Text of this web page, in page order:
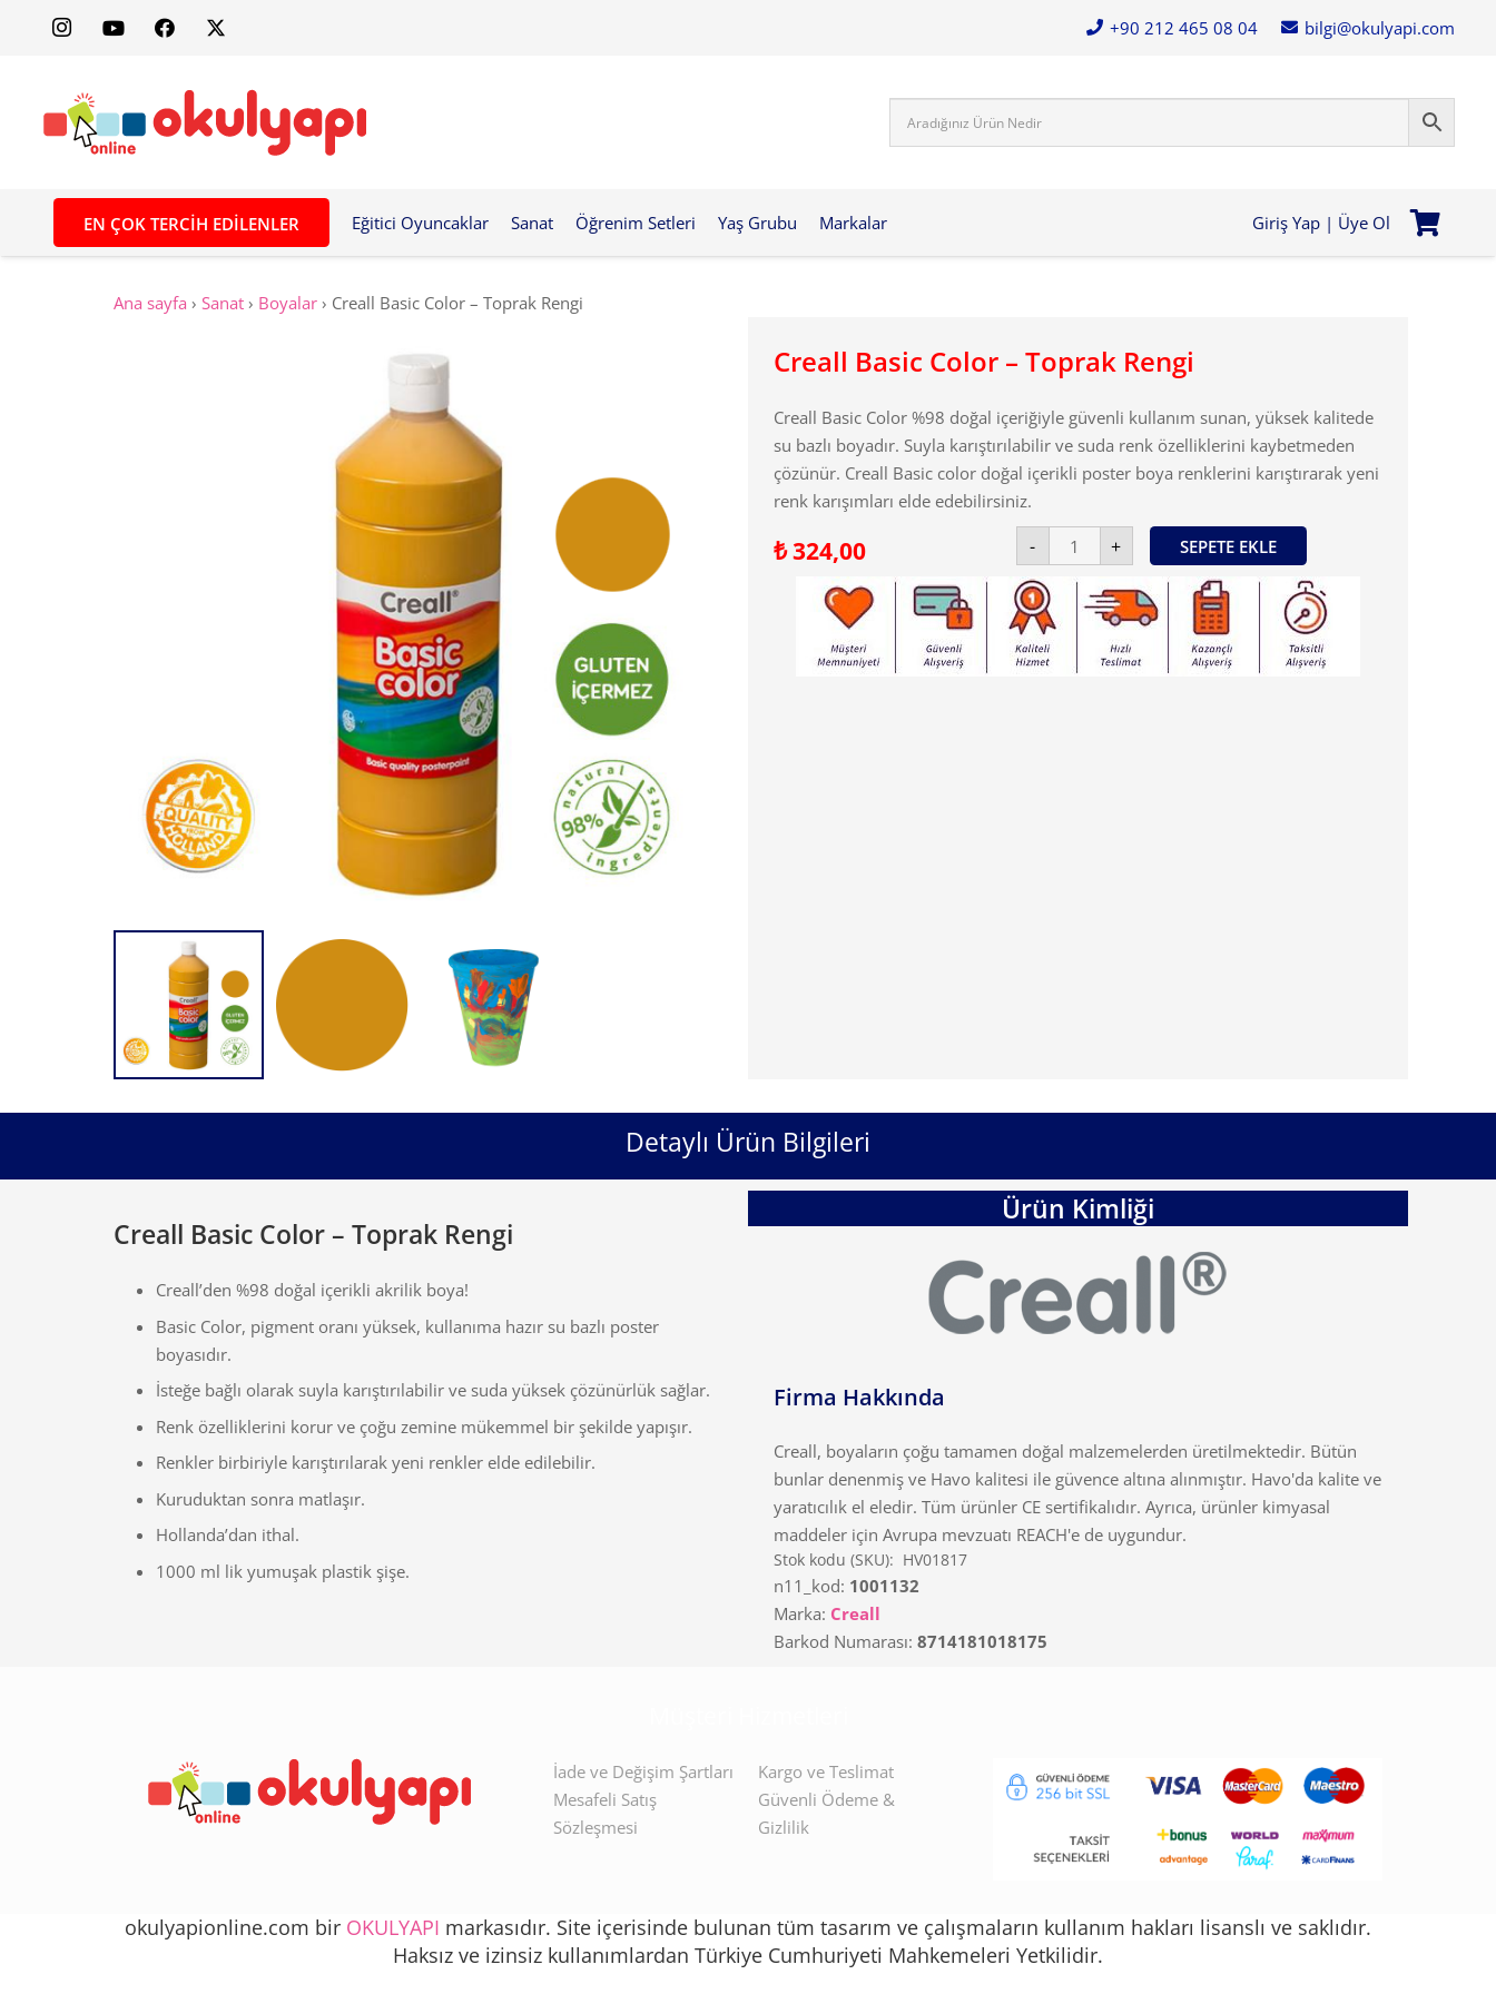
+90 212 465 08 04 bilgi@okulyapi.com
EN ÇOK TERCIH EDILENLER Eğitici Oyuncaklar Sanat Öğrenim Setleri Yaş Grubu Markalar Giriş Yap | Üye Ol
Ana sayfa › Sanat › Boyalar › Creall Basic Color – Toprak Rengi
Creall Basic Color – Toprak Rengi
Creall Basic Color %98 doğal içeriğiyle güvenli kullanım sunan, yüksek kalitede
su bazlı boyadır. Suyla karıştırılabilir ve suda renk özelliklerini kaybetmeden
çözünür. Creall Basic color doğal içerikli poster boya renklerini karıştırarak yeni
renk karışımları elde edebilirsiniz.
₺324,00 -
Creall
Basic
Color
-
Toprak
Rengi
adet
+ SEPETE EKLE
Detaylı Ürün Bilgileri
Creall Basic Color – Toprak Rengi
Creall’den %98 doğal içerikli akrilik boya!
Basic Color, pigment oranı yüksek, kullanıma hazır su bazlı poster
boyasıdır.
İsteğe bağlı olarak suyla karıştırılabilir ve suda yüksek çözünürlük sağlar.
Renk özelliklerini korur ve çoğu zemine mükemmel bir şekilde yapışır.
Renkler birbiriyle karıştırılarak yeni renkler elde edilebilir.
Kuruduktan sonra matlaşır.
Hollanda’dan ithal.
1000 ml lik yumuşak plastik şişe.
Ürün Kimliği
Firma Hakkında
Creall, boyaların çoğu tamamen doğal malzemelerden üretilmektedir. Bütün
bunlar denenmiş ve Havo kalitesi ile güvence altına alınmıştır. Havo'da kalite ve
yaratıcılık el eledir. Tüm ürünler CE sertifikalıdır. Ayrıca, ürünler kimyasal
maddeler için Avrupa mevzuatı REACH'e de uygundur.
Stok kodu (SKU): HV01817
n11_kod: 1001132
Marka: Creall
Barkod Numarası: 8714181018175
İade ve Değişim Şartları
Mesafeli Satış
Sözleşmesi
Kargo ve Teslimat
Güvenli Ödeme &
Gizlilik
okulyapionline.com bir OKULYAPI markasıdır. Site içerisinde bulunan tüm tasarım ve çalışmaların kullanım hakları lisanslı ve saklıdır.
Haksız ve izinsiz kullanımlardan Türkiye Cumhuriyeti Mahkemeleri Yetkilidir.